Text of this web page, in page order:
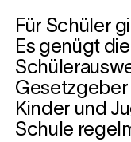
Für Schüler
Es genügt
Gesetzgeber
Kinder und
Schule